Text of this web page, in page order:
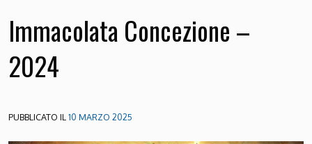
Immacolata Concezione –
2024
PUBBLICATO IL10 MARZO 2025